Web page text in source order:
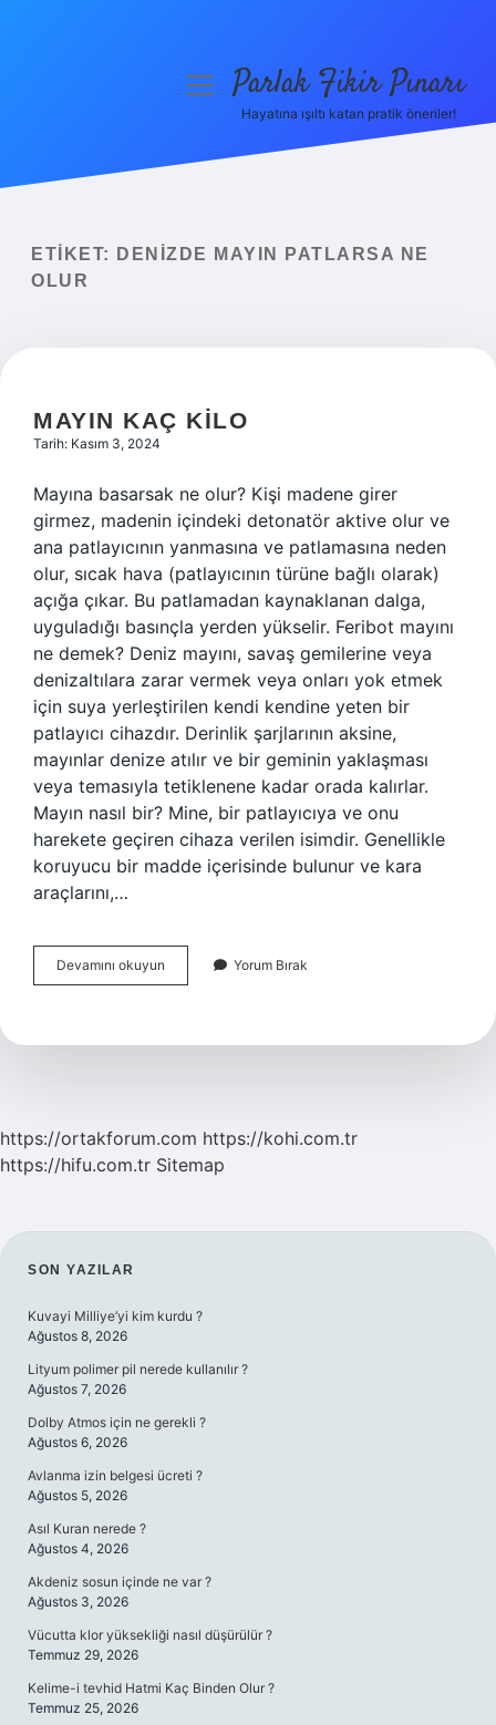
Yasal Uyarı
menüyüParlak Fikir Pınarı
Hayatına ışıltı katan pratik öneriler!
ETIKET:
DENIZDE MAYIN PATLARSA NE
OLUR
MAYIN KAÇ KILO
Tarih: Kasım 3, 2024
Mayına basarsak ne olur? Kişi madene girer
girmez, madenin içindeki detonatör aktive olur ve
ana patlayıcının yanmasına ve patlamasına neden
olur, sıcak hava (patlayıcının türüne bağlı olarak)
açığa çıkar. Bu patlamadan kaynaklanan dalga,
uyguladığı basınçla yerden yükselir. Feribot mayını
ne demek? Deniz mayını, savaş gemilerine veya
denizaltılara zarar vermek veya onları yok etmek
için suya yerleştirilen kendi kendine yeten bir
patlayıcı cihazdır. Derinlik şarjlarının aksine,
mayınlar denize atılır ve bir geminin yaklaşması
veya temasıyla tetiklenene kadar orada kalırlar.
Mayın nasıl bir? Mine, bir patlayıcıya ve onu
harekete geçiren cihaza verilen isimdir. Genellikle
koruyucu bir madde içerisinde bulunur ve kara
araçlarını,…
Devamını okuyun
Kaç
Yorum Bırak
https://ortakforum.com https://kohi.com.tr
https://hifu.com.tr Sitemap
SIDEBAR
SON YAZILAR
Kuvayi Milliye’yi kim kurdu ?
Ağustos 8, 2026
Lityum polimer pil nerede kullanılır ?
Ağustos 7, 2026
Dolby Atmos için ne gerekli ?
Ağustos 6, 2026
Avlanma izin belgesi ücreti ?
Ağustos 5, 2026
Asıl Kuran nerede ?
Ağustos 4, 2026
Akdeniz sosun içinde ne var ?
Ağustos 3, 2026
Vücutta klor yüksekliği nasıl düşürülür ?
Temmuz 29, 2026
Kelime-i tevhid Hatmi Kaç Binden Olur ?
Temmuz 25, 2026